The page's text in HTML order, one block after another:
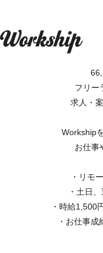
フリー
求人・
Workship
お仕事
・リモ
・土日
・時給1,500
・お仕事